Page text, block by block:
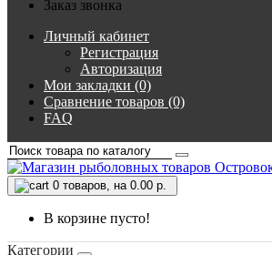
Заказ звонка
Личный кабинет
Регистрация
Авторизация
Мои закладки (0)
Сравнение товаров (0)
FAQ
0 товаров, на 0.00 р.
В корзине пусто!
Категории